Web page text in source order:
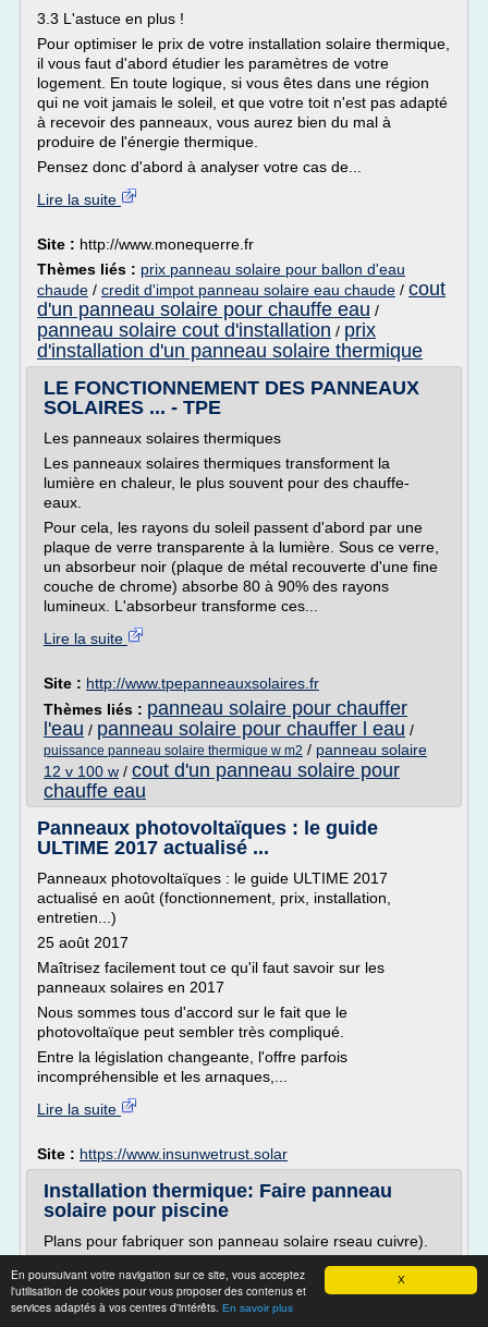
X
En poursuivant votre navigation sur ce site, vous acceptez
l'utilisation de cookies pour vous proposer des contenus et
services adaptés à vos centres d'intérêts. En savoir plus
3.3 L'astuce en plus !
Pour optimiser le prix de votre installation solaire thermique,
il vous faut d'abord étudier les paramètres de votre
logement. En toute logique, si vous êtes dans une région
qui ne voit jamais le soleil, et que votre toit n'est pas adapté
à recevoir des panneaux, vous aurez bien du mal à
produire de l'énergie thermique.
Pensez donc d'abord à analyser votre cas de...
Lire la suite
Site : http://www.monequerre.fr
Thèmes liés : prix panneau solaire pour ballon d'eau
chaude / credit d'impot panneau solaire eau chaude / cout
d'un panneau solaire pour chauffe eau /
panneau solaire cout d'installation / prix
d'installation d'un panneau solaire thermique
LE FONCTIONNEMENT DES PANNEAUX
SOLAIRES ... - TPE
Les panneaux solaires thermiques
Les panneaux solaires thermiques transforment la
lumière en chaleur, le plus souvent pour des chauffe-
eaux.
Pour cela, les rayons du soleil passent d'abord par une
plaque de verre transparente à la lumière. Sous ce verre,
un absorbeur noir (plaque de métal recouverte d'une fine
couche de chrome) absorbe 80 à 90% des rayons
lumineux. L'absorbeur transforme ces...
Lire la suite
Site : http://www.tpepanneauxsolaires.fr
Thèmes liés : panneau solaire pour chauffer
l'eau / panneau solaire pour chauffer l eau /
puissance panneau solaire thermique w m2 / panneau solaire
12 v 100 w / cout d'un panneau solaire pour
chauffe eau
Panneaux photovoltaïques : le guide
ULTIME 2017 actualisé ...
Panneaux photovoltaïques : le guide ULTIME 2017
actualisé en août (fonctionnement, prix, installation,
entretien...)
25 août 2017
Maîtrisez facilement tout ce qu'il faut savoir sur les
panneaux solaires en 2017
Nous sommes tous d'accord sur le fait que le
photovoltaïque peut sembler très compliqué.
Entre la législation changeante, l'offre parfois
incompréhensible et les arnaques,...
Lire la suite
Site : https://www.insunwetrust.solar
Installation thermique: Faire panneau
solaire pour piscine
Plans pour fabriquer son panneau solaire rseau cuivre).
Chauffage solaire piscine : Est-ce vraiment intressant?
Esttique genre panneau solaire avec un systme de
termostat pour. Faire soi-mme son chauffage solaire pour